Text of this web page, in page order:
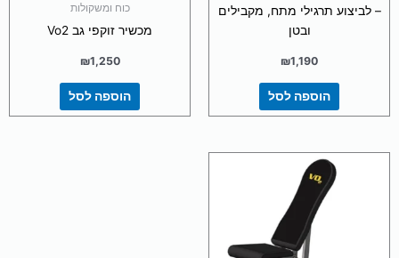
– לביצוע תרגילי מתח, מקבילים
ובטן
₪1,190
הוספה לסל
כוח ומשקולות
מכשיר זוקפי גב Vo2
₪1,250
הוספה לסל